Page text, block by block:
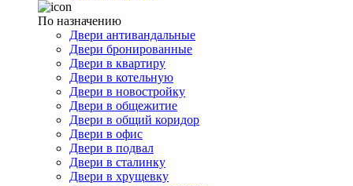
По назначению
Двери антивандальные
Двери бронированные
Двери в квартиру
Двери в котельную
Двери в новостройку
Двери в общежитие
Двери в общий коридор
Двери в офис
Двери в подвал
Двери в сталинку
Двери в хрущевку